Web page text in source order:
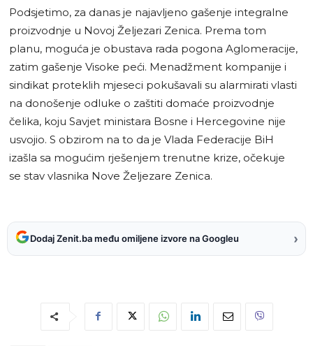
Podsjetimo, za danas je najavljeno gašenje integralne
proizvodnje u Novoj Željezari Zenica. Prema tom
planu, moguća je obustava rada pogona Aglomeracije,
zatim gašenje Visoke peći. Menadžment kompanije i
sindikat proteklih mjeseci pokušavali su alarmirati vlasti
na donošenje odluke o zaštiti domaće proizvodnje
čelika, koju Savjet ministara Bosne i Hercegovine nije
usvojio. S obzirom na to da je Vlada Federacije BiH
izašla sa mogućim rješenjem trenutne krize, očekuje
se stav vlasnika Nove Željezare Zenica.
Dodaj Zenit.ba među omiljene izvore na Googleu ›